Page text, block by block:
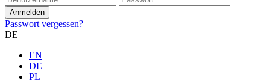
Passwort vergessen?
DE
EN
DE
PL